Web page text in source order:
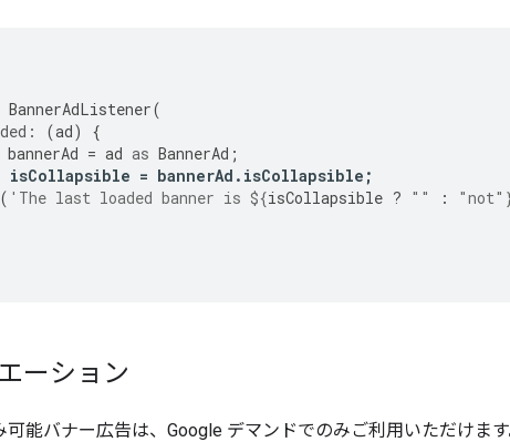
BannerAdListener(
(ad)
{
bannerAd = ad as BannerAd ;
isCollapsible = bannerAd . isCollapsible ;
( 'The last loaded banner is ${isCollapsible ? "" : "not"
エーション
可能バナー広告は、Google デマンドでのみご利用いただけま